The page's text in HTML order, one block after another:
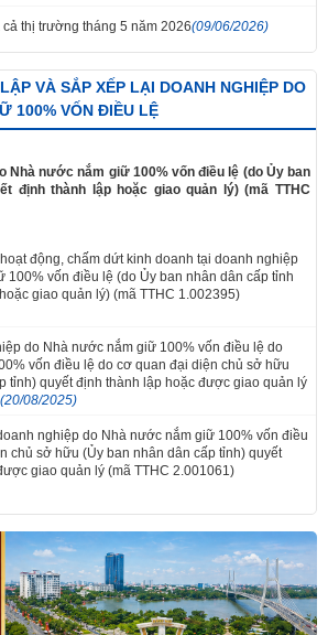
thị trường tháng 5 năm 2026(09/06/2026)
VÀ SẮP XẾP LẠI DOANH NGHIỆP DO
100% VỐN ĐIỀU LỆ
Nhà nước nắm giữ 100% vốn điều lệ (do Ủy ban
định thành lập hoặc giao quản lý) (mã TTHC
động, chấm dứt kinh doanh tại doanh nghiệp
100% vốn điều lệ (do Ủy ban nhân dân cấp tỉnh
giao quản lý) (mã TTHC 1.002395)
do Nhà nước nắm giữ 100% vốn điều lệ do
vốn điều lệ do cơ quan đại diện chủ sở hữu
tỉnh) quyết định thành lập hoặc được giao quản lý
(20/08/2025)
nghiệp do Nhà nước nắm giữ 100% vốn điều
chủ sở hữu (Ủy ban nhân dân cấp tỉnh) quyết
giao quản lý (mã TTHC 2.001061)